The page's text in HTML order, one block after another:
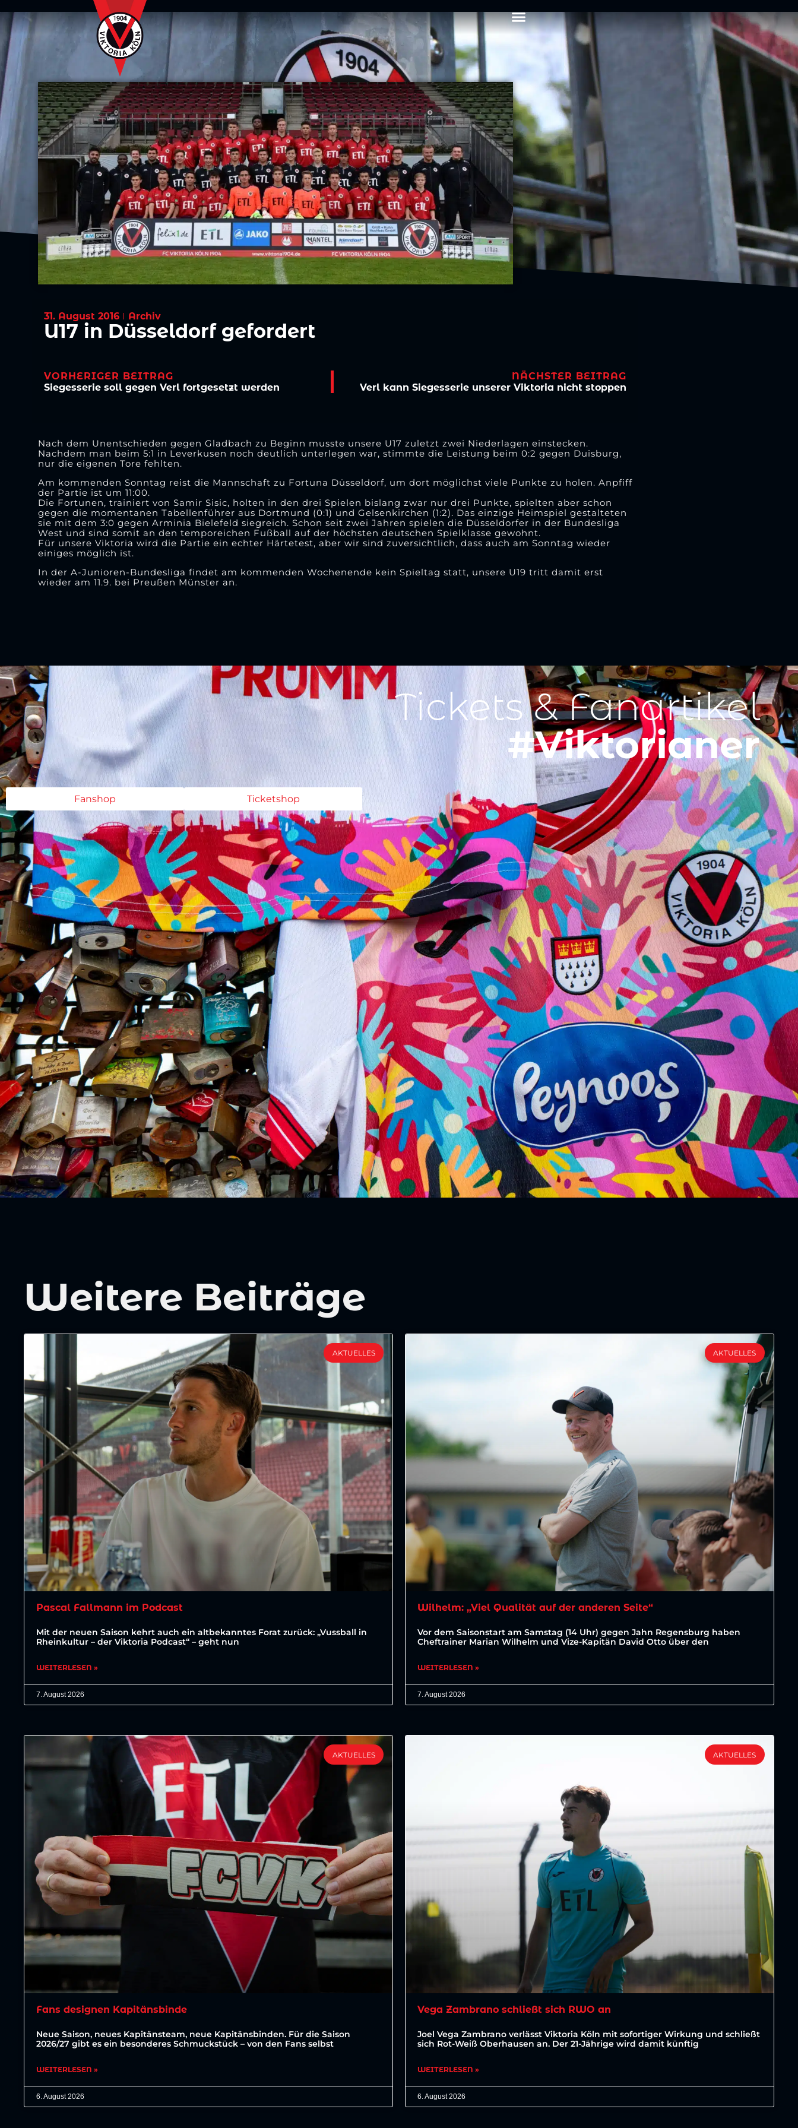
31. August 2016 Archiv
U17 in Düsseldorf gefordert
VORHERIGER BEITRAG
Siegesserie soll gegen Verl fortgesetzt werden
NÄCHSTER BEITRAG
Verl kann Siegesserie unserer Viktoria nicht stoppen
Nach dem Unentschieden gegen Gladbach zu Beginn musste unsere U17 zuletzt zwei Niederlagen einstecken.
Nachdem man beim 5:1 in Leverkusen noch deutlich unterlegen war, stimmte die Leistung beim 0:2 gegen Duisburg,
nur die eigenen Tore fehlten.
Am kommenden Sonntag reist die Mannschaft zu Fortuna Düsseldorf, um dort möglichst viele Punkte zu holen. Anpfiff
der Partie ist um 11:00.
Die Fortunen, trainiert von Samir Sisic, holten in den drei Spielen bislang zwar nur drei Punkte, spielten aber schon
gegen die momentanen Tabellenführer aus Dortmund (0:1) und Gelsenkirchen (1:2). Das einzige Heimspiel gestalteten
sie mit dem 3:0 gegen Arminia Bielefeld siegreich. Schon seit zwei Jahren spielen die Düsseldorfer in der Bundesliga
West und sind somit an den temporeichen Fußball auf der höchsten deutschen Spielklasse gewohnt.
Für unsere Viktoria wird die Partie ein echter Härtetest, aber wir sind zuversichtlich, dass auch am Sonntag wieder
einiges möglich ist.
In der A-Junioren-Bundesliga findet am kommenden Wochenende kein Spieltag statt, unsere U19 tritt damit erst
wieder am 11.9. bei Preußen Münster an.
Tickets & Fanartikel
#Viktorianer
Fanshop Ticketshop
Weitere Beiträge
AKTUELLES
Pascal Fallmann im Podcast
Mit der neuen Saison kehrt auch ein altbekanntes Forat zurück: „Vussball in
Rheinkultur – der Viktoria Podcast“ – geht nun
WEITERLESEN »
7. August 2026
AKTUELLES
Wilhelm: „Viel Qualität auf der anderen Seite“
Vor dem Saisonstart am Samstag (14 Uhr) gegen Jahn Regensburg haben
Cheftrainer Marian Wilhelm und Vize-Kapitän David Otto über den
WEITERLESEN »
7. August 2026
AKTUELLES
Fans designen Kapitänsbinde
Neue Saison, neues Kapitänsteam, neue Kapitänsbinden. Für die Saison
2026/27 gibt es ein besonderes Schmuckstück – von den Fans selbst
WEITERLESEN »
6. August 2026
AKTUELLES
Vega Zambrano schließt sich RWO an
Joel Vega Zambrano verlässt Viktoria Köln mit sofortiger Wirkung und schließt
sich Rot-Weiß Oberhausen an. Der 21-Jährige wird damit künftig
WEITERLESEN »
6. August 2026